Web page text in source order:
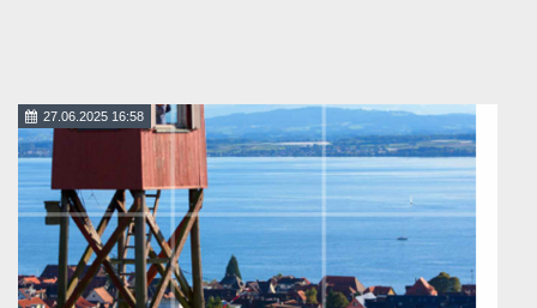
27.06.2025 16:58